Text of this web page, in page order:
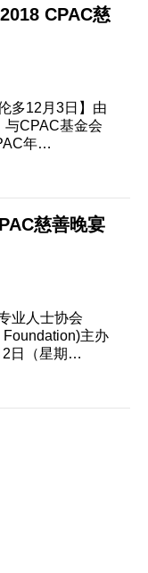
CPAC慈
多12月3日】由
与CPAC基金会
年…
慈善晚宴
业人士协会
Foundation)主办
2日（星期…